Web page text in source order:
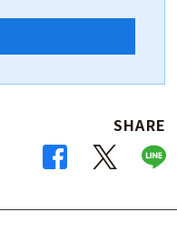
SHARE